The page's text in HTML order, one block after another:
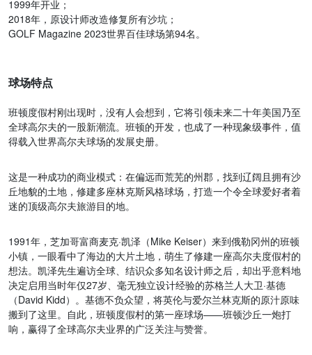
1999年开业；
2018年，原设计师改造修复所有沙坑；
GOLF Magazine 2023世界百佳球场第94名。
球场特点
班顿度假村刚出现时，没有人会想到，它将引领未来二十年美国乃至
全球高尔夫的一股新潮流。班顿的开发，也成了一种现象级事件，值
得载入世界高尔夫球场的发展史册。
这是一种成功的商业模式：在偏远而荒芜的州郡，找到辽阔且拥有沙
丘地貌的土地，修建多座林克斯风格球场，打造一个令全球爱好者着
迷的顶级高尔夫旅游目的地。
1991年，芝加哥富商麦克·凯泽（Mike Keiser）来到俄勒冈州的班顿
小镇，一眼看中了海边的大片土地，萌生了修建一座高尔夫度假村的
想法。凯泽先生遍访全球、结识众多知名设计师之后，却出乎意料地
决定启用当时年仅27岁、毫无独立设计经验的苏格兰人大卫·基德
（David Kidd）。基德不负众望，将英伦与爱尔兰林克斯的原汁原味
搬到了这里。自此，班顿度假村的第一座球场——班顿沙丘一炮打
响，赢得了全球高尔夫业界的广泛关注与赞誉。